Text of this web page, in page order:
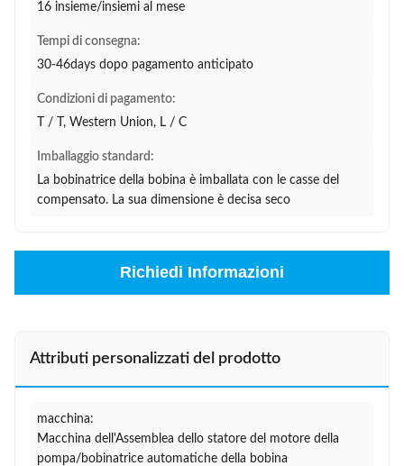
16 insieme/insiemi al mese
Tempi di consegna:
30-46days dopo pagamento anticipato
Condizioni di pagamento:
T / T, Western Union, L / C
Imballaggio standard:
La bobinatrice della bobina è imballata con le casse del
compensato. La sua dimensione è decisa seco
Richiedi Informazioni
Attributi personalizzati del prodotto
macchina:
Macchina dell'Assemblea dello statore del motore della
pompa/bobinatrice automatiche della bobina